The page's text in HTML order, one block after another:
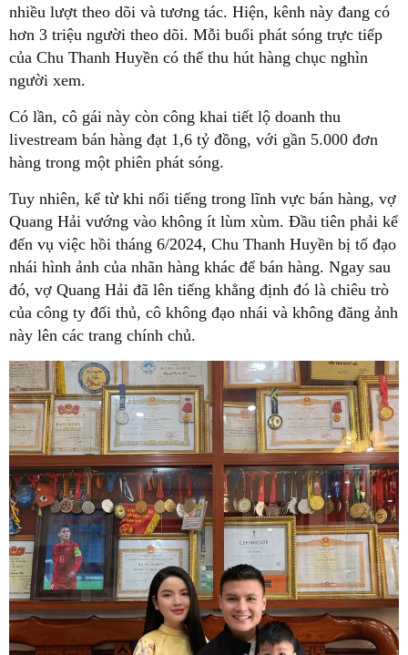
nhiều lượt theo dõi và tương tác. Hiện, kênh này đang có
hơn 3 triệu người theo dõi. Mỗi buổi phát sóng trực tiếp
của Chu Thanh Huyền có thể thu hút hàng chục nghìn
người xem.
Có lần, cô gái này còn công khai tiết lộ doanh thu
livestream bán hàng đạt 1,6 tỷ đồng, với gần 5.000 đơn
hàng trong một phiên phát sóng.
Tuy nhiên, kể từ khi nổi tiếng trong lĩnh vực bán hàng, vợ
Quang Hải vướng vào không ít lùm xùm. Đầu tiên phải kể
đến vụ việc hồi tháng 6/2024, Chu Thanh Huyền bị tố đạo
nhái hình ảnh của nhãn hàng khác để bán hàng. Ngay sau
đó, vợ Quang Hải đã lên tiếng khẳng định đó là chiêu trò
của công ty đối thủ, cô không đạo nhái và không đăng ảnh
này lên các trang chính chủ.